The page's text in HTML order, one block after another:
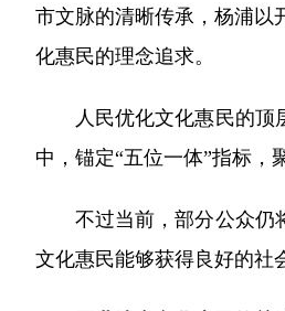
市文脉的清晰传承，杨浦以
化惠民的理念追求。
人民优化文化惠民的顶层
中，锚定“五位一体”指标，
不过当前，部分公众仍将
文化惠民能够获得良好的社